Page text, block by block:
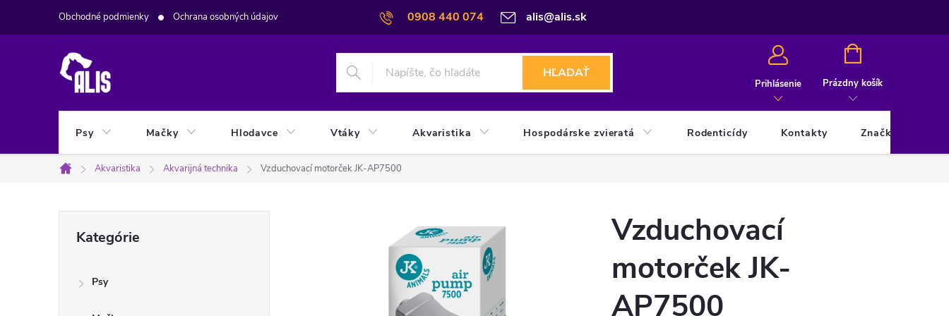
0908 440 074 alis@alis.sk
Obchodné podmienky Ochrana osobných údajov
HĽADAŤ
Prihlásenie
NÁKUPNÝ
Prázdny košík
Psy Mačky Hlodavce Vtáky Akvaristika Hospodárske zvieratá Rodenticídy Kontakty Značky
Domov
Akvaristika Akvarijná technika Vzduchovací motorček JK-AP7500
kategórie
Kategórie
Psy
Vzduchovací
motorček JK-
AP7500